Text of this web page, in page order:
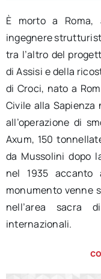
È morto a Roma,
ingegnere
tra l’altro del
di Assisi e della
di Croci, nato a
Civile alla
all’operazione di
Axum, 150
da Mussolini dopo
nel 1935
monumento venne
nell’area sacra
internazionali.